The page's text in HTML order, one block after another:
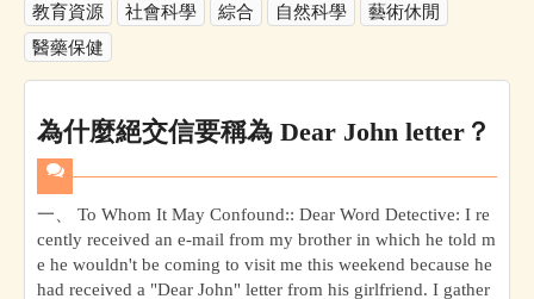
教育資源
社會科學 綜合 自然科學
藝術休閒
醫藥保健
為什麼絕交信要稱為 Dear John letter？
一、 To Whom It May Confound:: Dear Word Detective: I re
cently received an e-mail from my brother in which he told m
e he wouldn't be coming to visit me this weekend because he
had received a "Dear John" letter from his girlfriend. I gather